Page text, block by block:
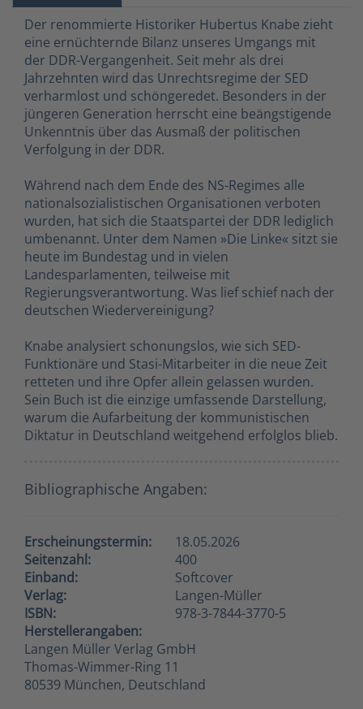
Der renommierte Historiker Hubertus Knabe zieht
eine ernüchternde Bilanz unseres Umgangs mit
der DDR-Vergangenheit. Seit mehr als drei
Jahrzehnten wird das Unrechtsregime der SED
verharmlost und schöngeredet. Besonders in der
jüngeren Generation herrscht eine beängstigende
Unkenntnis über das Ausmaß der politischen
Verfolgung in der DDR.
Während nach dem Ende des NS-Regimes alle
nationalsozialistischen Organisationen verboten
wurden, hat sich die Staatspartei der DDR lediglich
umbenannt. Unter dem Namen »Die Linke« sitzt sie
heute im Bundestag und in vielen
Landesparlamenten, teilweise mit
Regierungsverantwortung. Was lief schief nach der
deutschen Wiedervereinigung?
Knabe analysiert schonungslos, wie sich SED-
Funktionäre und Stasi-Mitarbeiter in die neue Zeit
retteten und ihre Opfer allein gelassen wurden.
Sein Buch ist die einzige umfassende Darstellung,
warum die Aufarbeitung der kommunistischen
Diktatur in Deutschland weitgehend erfolglos blieb.
Bibliographische Angaben:
Erscheinungstermin:
18.05.2026
Seitenzahl:
400
Einband:
Softcover
Verlag:
Langen-Müller
ISBN:
978-3-7844-3770-5
Herstellerangaben:
Langen Müller Verlag GmbH
Thomas-Wimmer-Ring 11
80539 München, Deutschland